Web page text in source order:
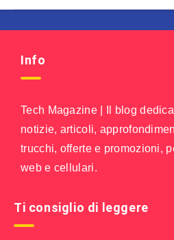
Info
Tech Magazine | Il blog
notizie, articoli,
trucchi, offerte e promozioni,
web e cellulari.
Ti consiglio di leggere